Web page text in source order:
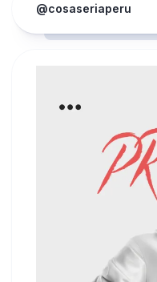
@cosaseriaperu